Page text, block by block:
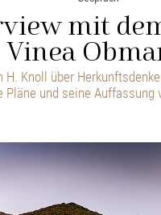
mit
Vinea
H. Knoll über
Pläne und seine Auffassung